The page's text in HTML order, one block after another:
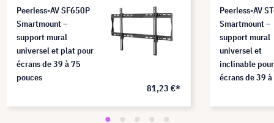
Peerless-AV SF650P
Smartmount –
support mural
universel et plat pour
écrans de 39 à 75
pouces
81,23 €*
Peerless-AV
Smartmount –
support mural
universel et
inclinable pour
écrans de 39